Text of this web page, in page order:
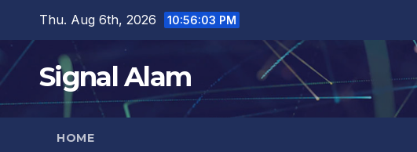
content
Thu. Aug 6th, 2026 10:56:04 PM
Signal Alam
HOME